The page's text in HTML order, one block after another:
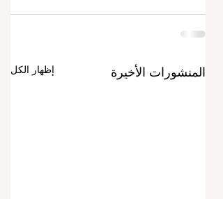
المنشورات الأخيرة إظهار الكل